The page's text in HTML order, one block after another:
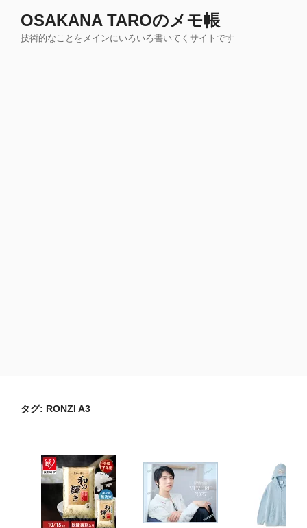
OSAKANA TAROのメモ帳
技術的なことをメインにいろいろ書いてくサイトです
タグ: RONZI A3